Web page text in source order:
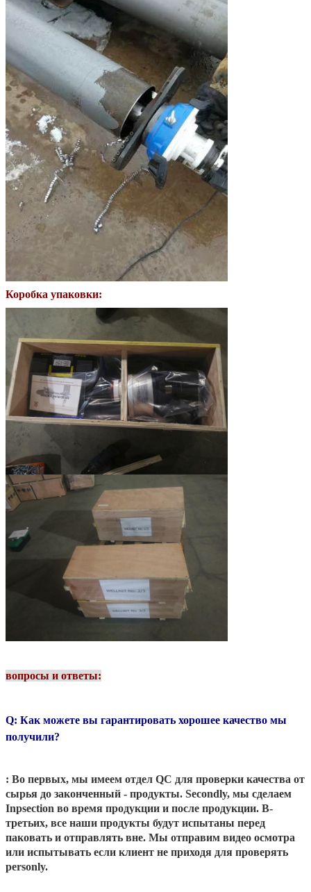
Коробка упаковки:
вопросы и ответы:
Q: Как можете вы гарантировать хорошее качество мы
получили?
: Во первых, мы имеем отдел QC для проверки качества от
сырья до законченный - продукты. Secondly, мы сделаем
Inpsection во время продукции и после продукции. В-
третьих, все наши продукты будут испытаны перед
паковать и отправлять вне. Мы отправим видео осмотра
или испытывать если клиент не приходя для проверять
personly.